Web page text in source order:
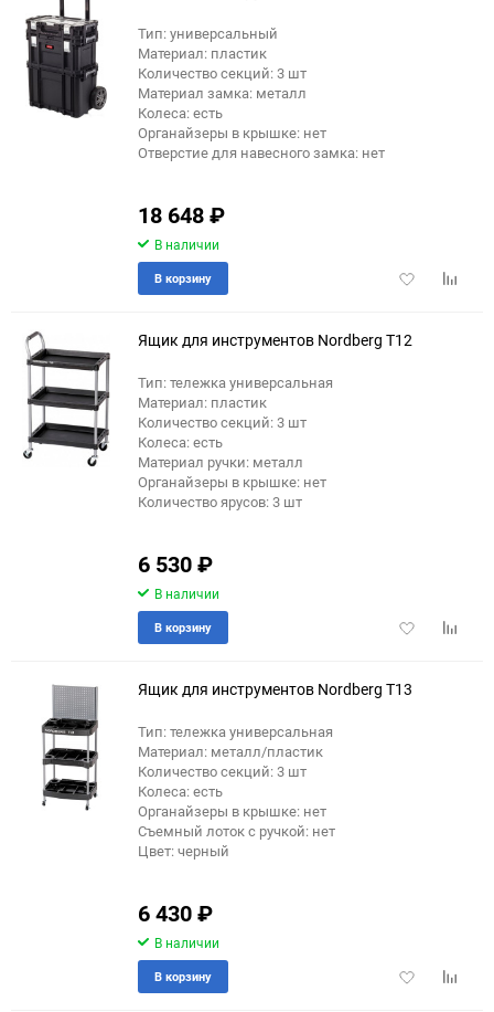
Тип: универсальный
Материал: пластик
Количество секций: 3 шт
Материал замка: металл
Колеса: есть
Органайзеры в крышке: нет
Отверстие для навесного замка: нет
18 648₽
В наличии
Добавить
В корзину
Ящик для инструментов Nordberg T12
Тип: тележка универсальная
Материал: пластик
Количество секций: 3 шт
Колеса: есть
Материал ручки: металл
Органайзеры в крышке: нет
Количество ярусов: 3 шт
6 530₽
В наличии
Добавить
В корзину
Ящик для инструментов Nordberg T13
Тип: тележка универсальная
Материал: металл/пластик
Количество секций: 3 шт
Колеса: есть
Органайзеры в крышке: нет
Съемный лоток с ручкой: нет
Цвет: черный
6 430₽
В наличии
Добавить
В корзину